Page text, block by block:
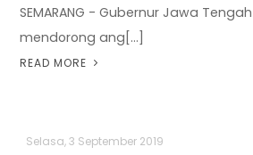
SEMARANG - Gubernur Jawa
mendorong ang[...]
READ MORE
Selasa, 3 September 2019